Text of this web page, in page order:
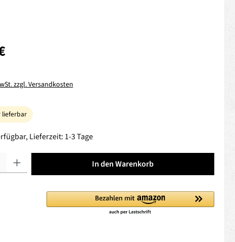
zzgl. Versandkosten
lieferbar
Lieferzeit: 1-3 Tage
Gib den gewünschten Wert ein oder benutze die Schaltflächen um die
In den Warenkorb